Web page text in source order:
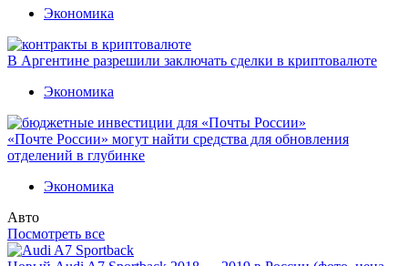
Экономика
В Аргентине разрешили заключать сделки в криптовалюте
Экономика
«Почте России» могут найти средства для обновления
отделений в глубинке
Экономика
Авто
Посмотреть все